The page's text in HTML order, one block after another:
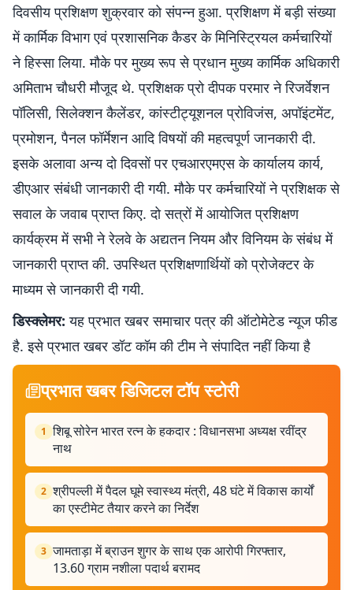
दिवसीय प्रशिक्षण शुक्रवार को संपन्न हुआ. प्रशिक्षण में बड़ी संख्या
में कार्मिक विभाग एवं प्रशासनिक कैडर के मिनिस्ट्रियल कर्मचारियों
ने हिस्सा लिया. मौके पर मुख्य रूप से प्रधान मुख्य कार्मिक अधिकारी
अमिताभ चौधरी मौजूद थे. प्रशिक्षक प्रो दीपक परमार ने रिजर्वेशन
पॉलिसी, सिलेक्शन कैलेंडर, कांस्टीट्यूशनल प्रोविजंस, अपॉइंटमेंट,
प्रमोशन, पैनल फॉर्मेशन आदि विषयों की महत्वपूर्ण जानकारी दी.
इसके अलावा अन्य दो दिवसों पर एचआरएमएस के कार्यालय कार्य,
डीएआर संबंधी जानकारी दी गयी. मौके पर कर्मचारियों ने प्रशिक्षक से
सवाल के जवाब प्राप्त किए. दो सत्रों में आयोजित प्रशिक्षण
कार्यक्रम में सभी ने रेलवे के अद्यतन नियम और विनियम के संबंध में
जानकारी प्राप्त की. उपस्थित प्रशिक्षणार्थियों को प्रोजेक्टर के
माध्यम से जानकारी दी गयी.
डिस्क्लेमर: यह प्रभात खबर समाचार पत्र की ऑटोमेटेड न्यूज फीड
है. इसे प्रभात खबर डॉट कॉम की टीम ने संपादित नहीं किया है
प्रभात खबर डिजिटल टॉप स्टोरी
1 शिबू सोरेन भारत रत्न के हकदार : विधानसभा अध्यक्ष रवींद्र
नाथ
2 श्रीपल्ली में पैदल घूमे स्वास्थ्य मंत्री, 48 घंटे में विकास कार्यों
का एस्टीमेट तैयार करने का निर्देश
3 जामताड़ा में ब्राउन शुगर के साथ एक आरोपी गिरफ्तार,
13.60 ग्राम नशीला पदार्थ बरामद